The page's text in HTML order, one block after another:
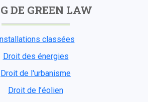
DE GREEN LAW
Installations classées
Droit des énergies
Droit de l'urbanisme
Droit de l’éolien